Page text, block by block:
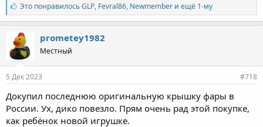
Л
а
й
к
и
:
Это понравилосьGLP, Fevral86, Newmember и ещё 1-му
prometey1982
Местный
5 Дек 2023 #718
Докупил последнюю оригинальную крышку фары в
России. Ух, дико повезло. Прям очень рад этой покупке,
как ребёнок новой игрушке.